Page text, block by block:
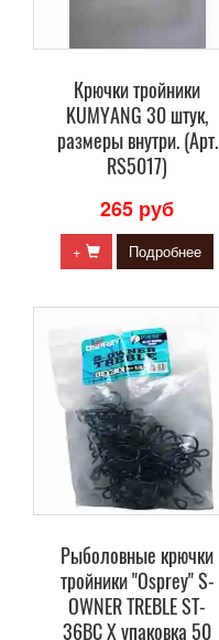
Крючки тройники
KUMYANG 30 штук,
размеры внутри. (Арт.
RS5017)
265 руб
+ Подробнее
Рыболовные крючки
тройники "Osprey" S-
OWNER TREBLE ST-
36BC X упаковка 50